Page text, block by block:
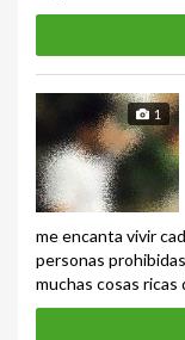
1
me encanta vivir
personas
muchas cosas